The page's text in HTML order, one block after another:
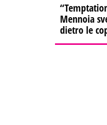
Mennoia
dietro le